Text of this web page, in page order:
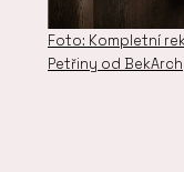
Foto: Kompletní
Petřiny od BekArch